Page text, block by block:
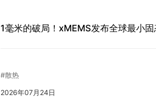
1毫米的破局！xMEMS发布全球最小
#散热
2026年07月24日